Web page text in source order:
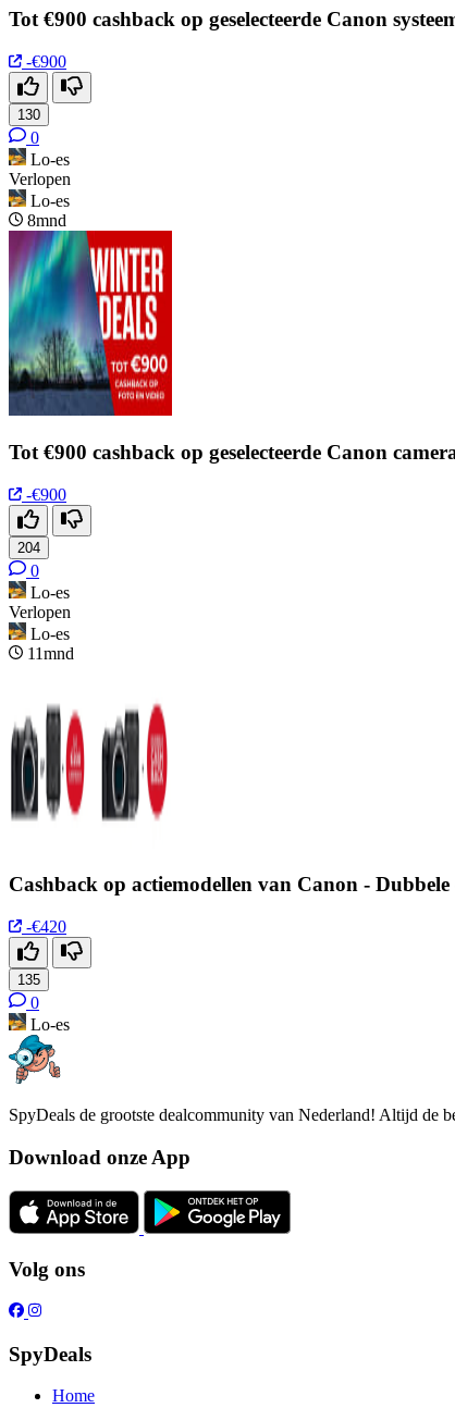
Tot €900 cashback op geselecteerde Canon
-€900
130
0
Lo-es
Verlopen
Lo-es
8mnd
Tot €900 cashback op geselecteerde Canon
-€900
204
0
Lo-es
Verlopen
Lo-es
11mnd
Cashback op actiemodellen van Canon -
-€420
135
0
Lo-es
SpyDeals de grootste dealcommunity van Nederland! Altijd de
Download onze App
Volg ons
SpyDeals
Home